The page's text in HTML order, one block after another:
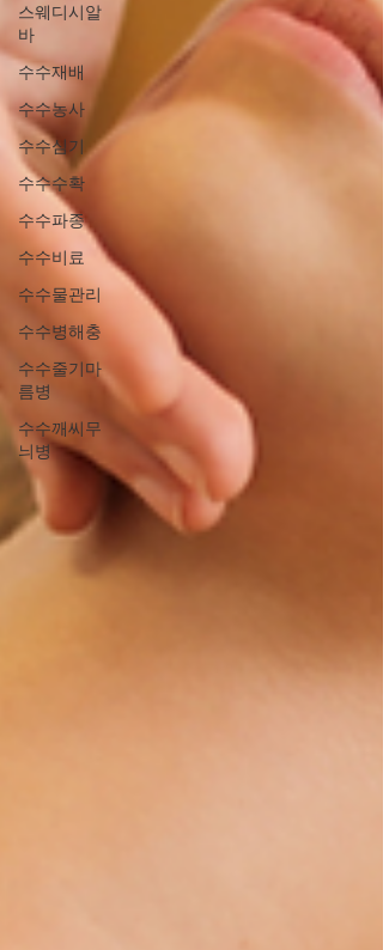
스웨디시알
바
수수재배
수수농사
수수심기
수수수확
수수파종
수수비료
수수물관리
수수병해충
수수줄기마
름병
수수깨씨무
늬병